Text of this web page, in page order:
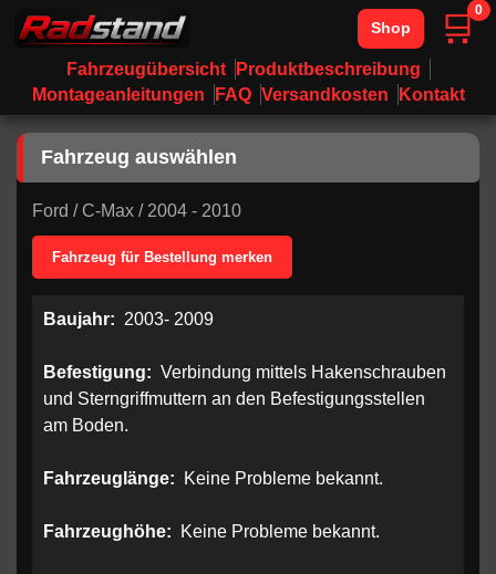
Fahrzeugübersicht
Produktbeschreibung
Montageanleitungen
FAQ Versandkosten Kontakt
Shop 🛒0
Fahrzeug auswählen
Ford /C-Max / 2004 - 2010
Fahrzeug für Bestellung merken
Baujahr: 2003- 2009
Befestigung: Verbindung mittels Hakenschrauben
und Sterngriffmuttern an den Befestigungsstellen
am Boden.
Fahrzeuglänge: Keine Probleme bekannt.
Fahrzeughöhe: Keine Probleme bekannt.